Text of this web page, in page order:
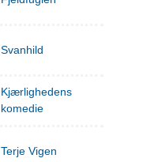
Svanhild
Kjærlighedens
komedie
Terje Vigen